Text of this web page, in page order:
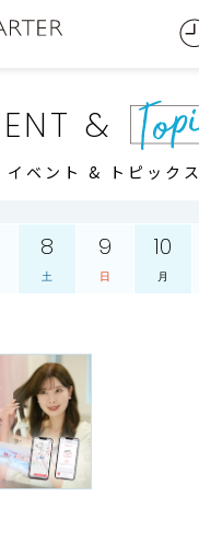
&
イベント & トピックス
8
土
9
日
10
月